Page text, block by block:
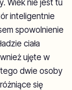
Wiek nie jest tu
inteligentnie
spowolnienie
ciała
ujęte w
dwie osoby
się